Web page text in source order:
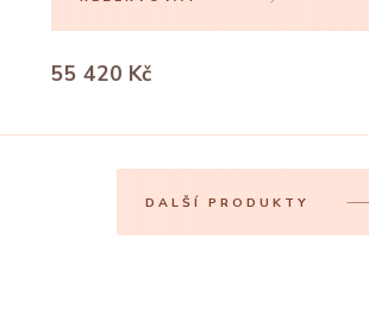
55 420 Kč
DALŠÍ PRODUKTY